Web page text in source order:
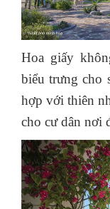
Hoa giấy
biểu trưng cho
hợp với thiên
cho cư dân nơi